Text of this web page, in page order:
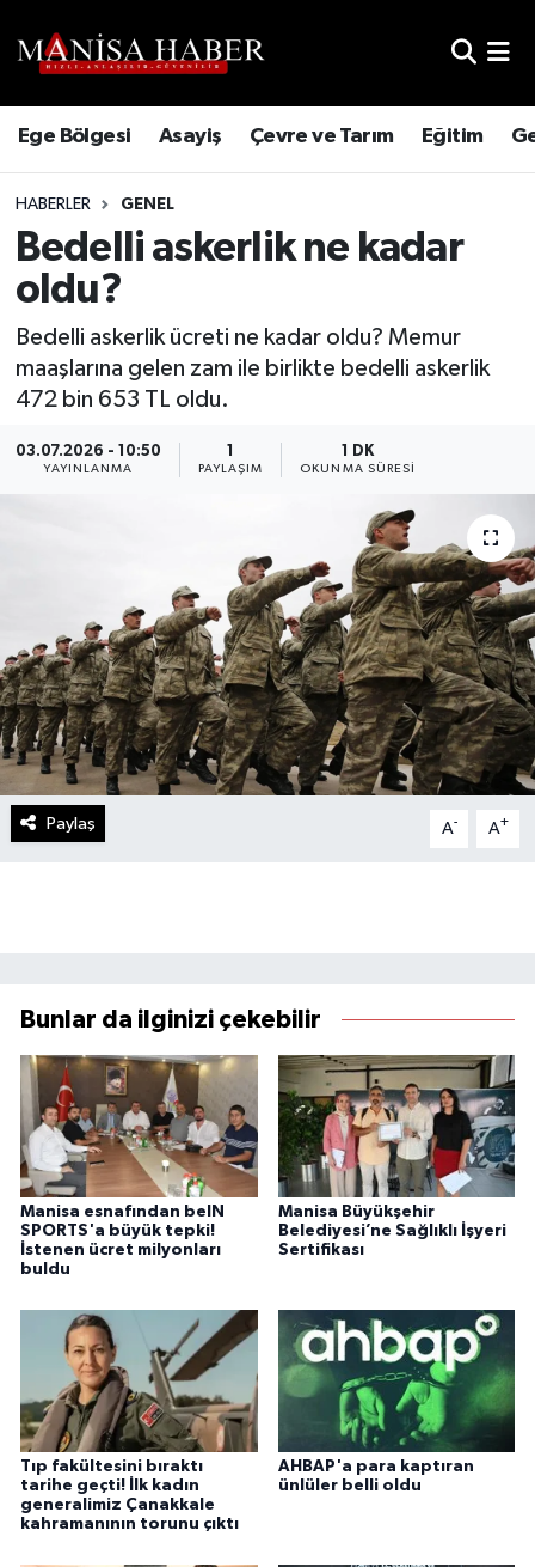
Ege Bölgesi Asayiş Çevre ve Tarım Eğitim
HABERLER GENEL
Bedelli askerlik ne kadar
oldu?
Bedelli askerlik ücreti ne kadar oldu? Memur
maaşlarına gelen zam ile birlikte bedelli askerlik
472 bin 653 TL oldu.
03.07.2026 - 10:50
YAYINLANMA
1
PAYLAŞIM
1 DK
OKUNMA SÜRESI
Paylaş A- A+
Bunlar da ilginizi çekebilir
Manisa esnafından beIN
SPORTS'a büyük tepki!
İstenen ücret milyonları
buldu
Manisa Büyükşehir
Belediyesi’ne Sağlıklı İşyeri
Sertifikası
Tıp fakültesini bıraktı
tarihe geçti! İlk kadın
generalimiz Çanakkale
kahramanının torunu çıktı
AHBAP'a para kaptıran
ünlüler belli oldu
Trafik Durumu
Süper Lig Puan Durumu ve Fikstür
Tüm Manşetler
Son Dakika Haberleri
Haber Arşivi